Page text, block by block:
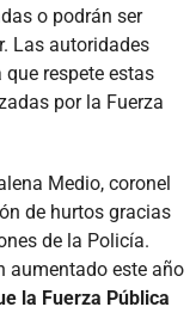
o podrán ser
Las autoridades
respete estas
por la Fuerza
Medio, coronel
de hurtos gracias
de la Policía.
aumentado este año
la Fuerza Pública